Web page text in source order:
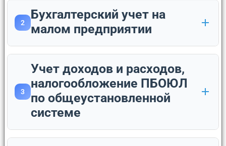
2
Бухгалтерский учет на
малом предприятии
3
Учет доходов и расходов,
налогообложение ПБОЮЛ
по общеустановленной
системе